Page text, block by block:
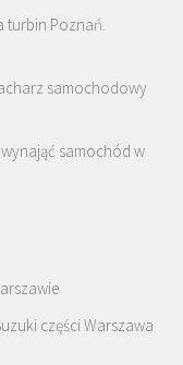
turbin Poznań.
samochodowy
samochód w
części Warszawa